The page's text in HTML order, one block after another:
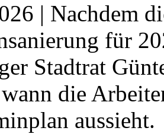
| Nachdem
für
Stadtrat
die
aussieht.